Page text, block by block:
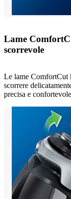
Lame
scorrevole
Le lame ComfortCut
scorrere
precisa e